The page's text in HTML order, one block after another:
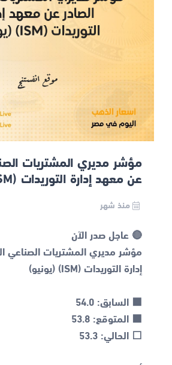
مؤشر مديري المشتريات
عن معهد إدارة التوريدات (ISM) (يونيو)
منذ شهر
مؤشر مديري المشتريات الصناعي